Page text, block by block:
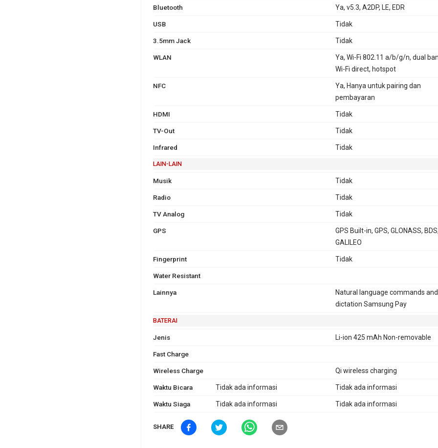
Bluetooth Ya, v5.3, A2DP, LE, EDR
USB Tidak
3.5mm Jack Tidak
WLAN
Ya, Wi-Fi 802.11 a/b/g/n, dual
Wi-Fi direct, hotspot
NFC
Ya, Hanya untuk pairing dan
pembayaran
HDMI Tidak
TV-Out Tidak
Infrared Tidak
LAIN-LAIN
Musik Tidak
Radio Tidak
TV Analog Tidak
GPS
GPS Built-in, GPS, GLONASS,
GALILEO
Fingerprint Tidak
Water Resistant
Lainnya
Natural language commands and
dictation Samsung Pay
BATERAI
Jenis Li-ion 425 mAh Non-removable
Fast Charge
Wireless Charge Qi wireless charging
Waktu Bicara Tidak ada informasi Tidak ada informasi
Waktu Siaga Tidak ada informasi Tidak ada informasi
SHARE